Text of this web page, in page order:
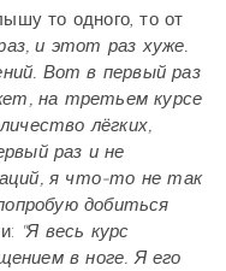
то одного, то от
и этот раз хуже.
Вот в первый раз
на третьем курсе
лёгких,
раз и не
я что-то не так
добиться
"Я весь курс
в ноге. Я его